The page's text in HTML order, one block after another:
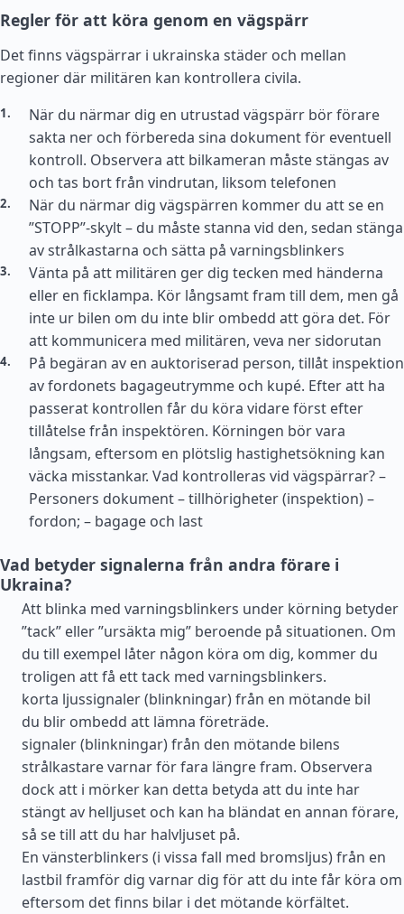
Regler för att köra genom en vägspärr
Det finns vägspärrar i ukrainska städer och mellan
regioner där militären kan kontrollera civila.
När du närmar dig en utrustad vägspärr bör förare
sakta ner och förbereda sina dokument för eventuell
kontroll. Observera att bilkameran måste stängas av
och tas bort från vindrutan, liksom telefonen
När du närmar dig vägspärren kommer du att se en
”STOPP”-skylt – du måste stanna vid den, sedan stänga
av strålkastarna och sätta på varningsblinkers
Vänta på att militären ger dig tecken med händerna
eller en ficklampa. Kör långsamt fram till dem, men gå
inte ur bilen om du inte blir ombedd att göra det. För
att kommunicera med militären, veva ner sidorutan
På begäran av en auktoriserad person, tillåt inspektion
av fordonets bagageutrymme och kupé. Efter att ha
passerat kontrollen får du köra vidare först efter
tillåtelse från inspektören. Körningen bör vara
långsam, eftersom en plötslig hastighetsökning kan
väcka misstankar. Vad kontrolleras vid vägspärrar? –
Personers dokument – tillhörigheter (inspektion) –
fordon; – bagage och last
Vad betyder signalerna från andra förare i
Ukraina?
Att blinka med varningsblinkers under körning betyder
”tack” eller ”ursäkta mig” beroende på situationen. Om
du till exempel låter någon köra om dig, kommer du
troligen att få ett tack med varningsblinkers.
korta ljussignaler (blinkningar) från en mötande bil
du blir ombedd att lämna företräde.
signaler (blinkningar) från den mötande bilens
strålkastare varnar för fara längre fram. Observera
dock att i mörker kan detta betyda att du inte har
stängt av helljuset och kan ha bländat en annan förare,
så se till att du har halvljuset på.
En vänsterblinkers (i vissa fall med bromsljus) från en
lastbil framför dig varnar dig för att du inte får köra om
eftersom det finns bilar i det mötande körfältet.